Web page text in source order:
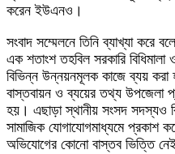
করেন ইউএনও।
সংবাদ সম্মেলনে তিনি ব্যাখ্যা করে
এক শতাংশ তহবিল সরকারি
বিভিন্ন উন্নয়নমূলক কাজে ব্যয়
বাস্তবায়ন ও ব্যয়ের তথ্য উপজেলা
হয়। এছাড়া স্থানীয় সংসদ সদস্যও
সামাজিক যোগাযোগমাধ্যমে প্রকাশ
অভিযোগের কোনো বাস্তব ভিত্তি